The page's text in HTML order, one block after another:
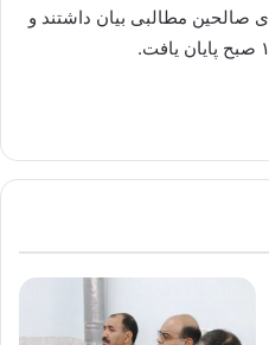
صالحین مطالبی بیان داشتند و